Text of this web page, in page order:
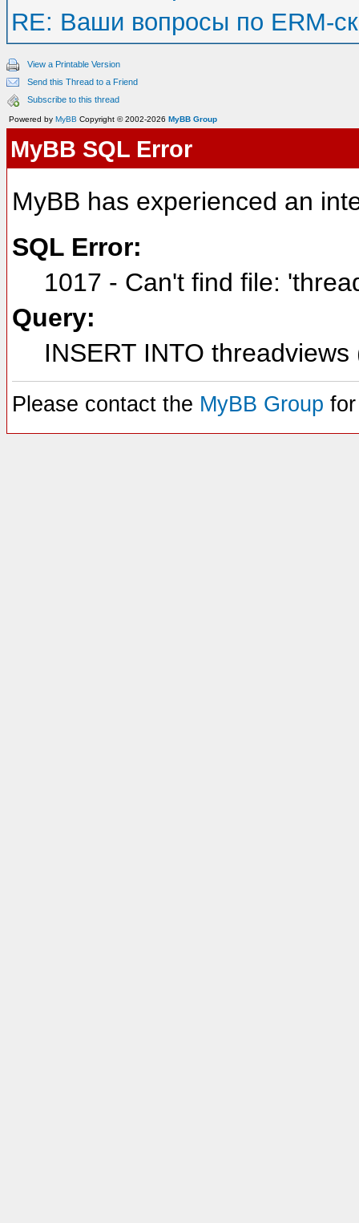
RE: Ваши вопросы по ERM-
View a Printable Version
Send this Thread to a Friend
Subscribe to this thread
Powered by MyBB Copyright © 2002-2026 MyBB Group
MyBB SQL Error
MyBB has experienced an
SQL Error:
1017 - Can't find file:
Query:
INSERT INTO
Please contact the MyBB Group